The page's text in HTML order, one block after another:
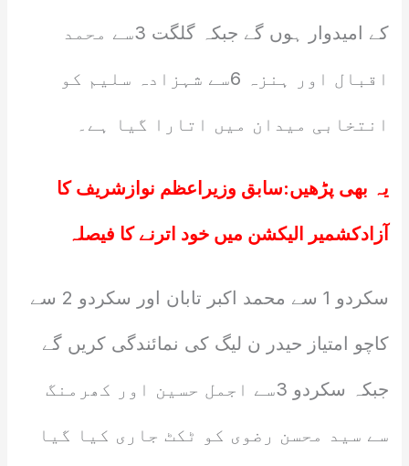
کے امیدوار ہوں گے جبکہ گلگت 3سے محمد
اقبال اور ہنزہ 6سے شہزادہ سلیم کو
انتخابی میدان میں اتارا گیا ہے۔
یہ بھی پڑھیں:سابق وزیراعظم نوازشریف کا
آزادکشمیر الیکشن میں خود اترنے کا فیصلہ
سکردو 1 سے محمد اکبر تابان اور سکردو 2 سے
کاچو امتیاز حیدر ن لیگ کی نمائندگی کریں گے
جبکہ سکردو 3سے اجمل حسین اور کھرمنگ
سے سید محسن رضوی کو ٹکٹ جاری کیا گیا